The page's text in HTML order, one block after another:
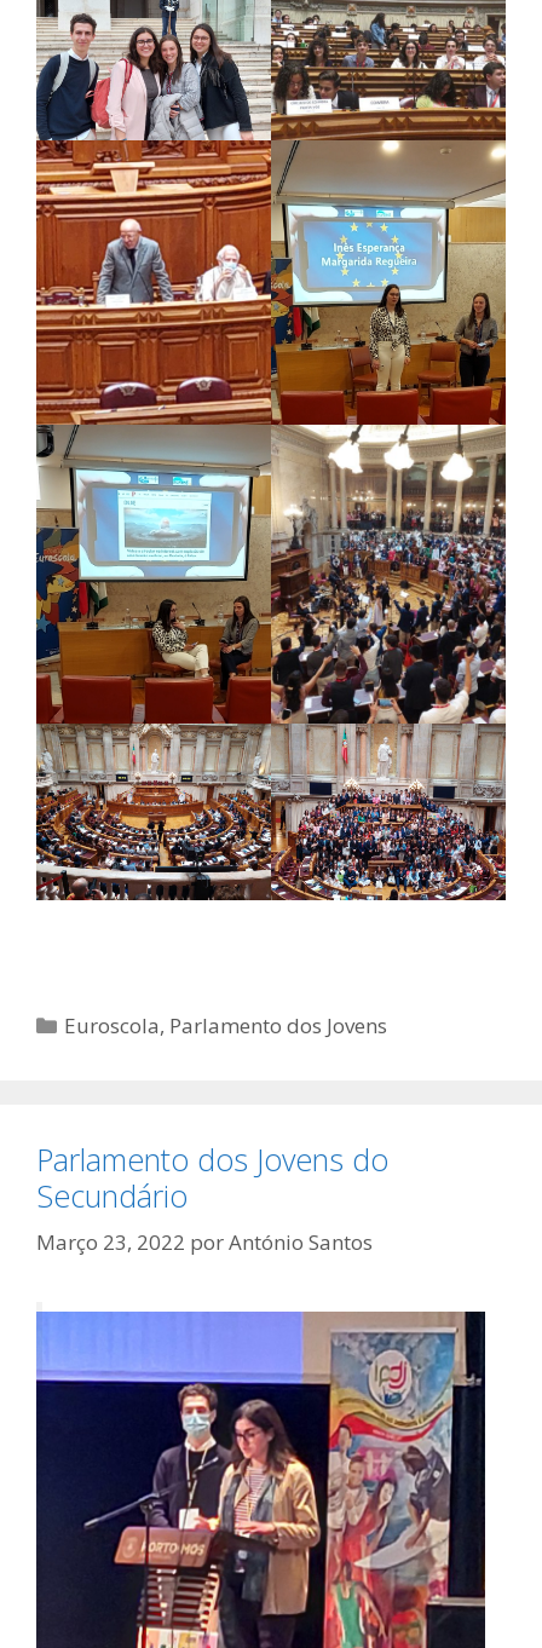
Categorias
Euroscola, Parlamento dos Jovens
Parlamento dos Jovens do
Secundário
Março 23, 2022 porAntónio Santos